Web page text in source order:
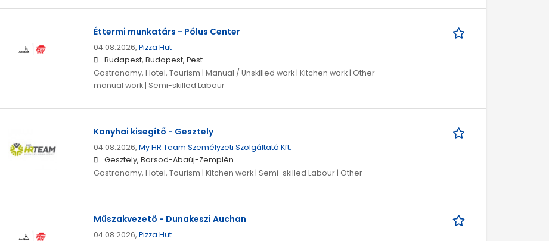
Éttermi munkatárs - Pólus Center
04.08.2026, Pizza Hut
Budapest, Budapest, Pest
Gastronomy, Hotel, Tourism | Manual / Unskilled work | Kitchen work | Other
manual work | Semi-skilled Labour
Konyhai kisegítő - Gesztely
04.08.2026, My HR Team Személyzeti Szolgáltató Kft.
Gesztely, Borsod-Abaúj-Zemplén
Gastronomy, Hotel, Tourism | Kitchen work | Semi-skilled Labour | Other
Műszakvezető - Dunakeszi Auchan
04.08.2026, Pizza Hut